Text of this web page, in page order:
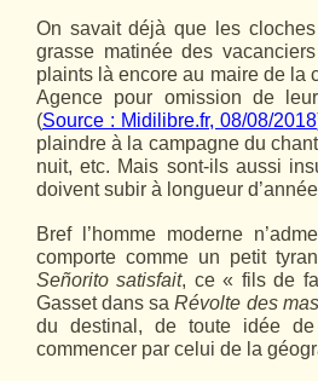
On savait déjà que les
grasse matinée des
plaints là encore au maire de la
Agence pour omission de
(Source : Midilibre.fr, 08/08/2018
plaindre à la campagne du
nuit, etc. Mais sont-ils aussi
doivent subir à longueur
Bref l’homme moderne
comporte comme un petit
Señorito satisfait, ce « fils de
Gasset dans saRévolte des
du destinal, de toute idée
commencer par celui de la